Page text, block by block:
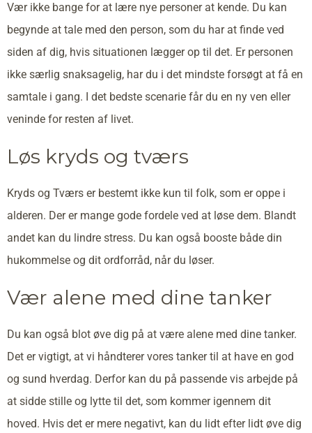
Vær ikke bange for at lære nye personer at kende. Du kan
begynde at tale med den person, som du har at finde ved
siden af dig, hvis situationen lægger op til det. Er personen
ikke særlig snaksagelig, har du i det mindste forsøgt at få en
samtale i gang. I det bedste scenarie får du en ny ven eller
veninde for resten af livet.
Løs kryds og tværs
Kryds og Tværs er bestemt ikke kun til folk, som er oppe i
alderen. Der er mange gode fordele ved at løse dem. Blandt
andet kan du lindre stress. Du kan også booste både din
hukommelse og dit ordforråd, når du løser.
Vær alene med dine tanker
Du kan også blot øve dig på at være alene med dine tanker.
Det er vigtigt, at vi håndterer vores tanker til at have en god
og sund hverdag. Derfor kan du på passende vis arbejde på
at sidde stille og lytte til det, som kommer igennem dit
hoved. Hvis det er mere negativt, kan du lidt efter lidt øve dig